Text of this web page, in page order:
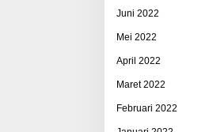
Juni 2022
Mei 2022
April 2022
Maret 2022
Februari 2022